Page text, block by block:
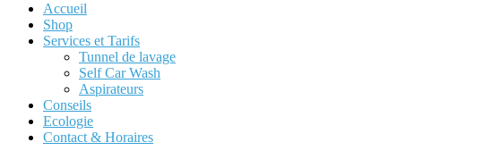
Accueil
Shop
Services et Tarifs
Tunnel de lavage
Self Car Wash
Aspirateurs
Conseils
Ecologie
Contact & Horaires